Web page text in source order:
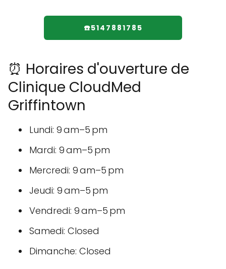
☎️5147881785
⏰ Horaires d'ouverture de
Clinique CloudMed